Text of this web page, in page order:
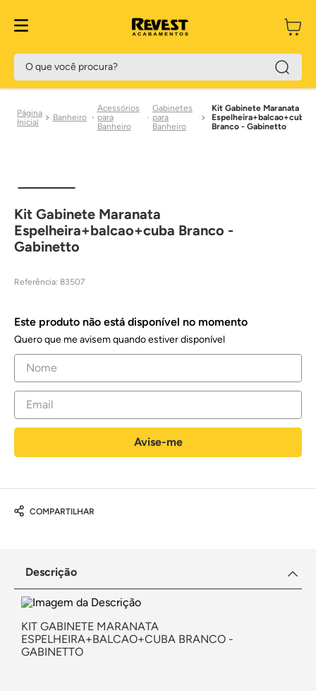
O que você procura?
Banheiro
Acessórios
para
Banheiro
Gabinetes
para
Banheiro
Kit Gabinete Maranata
Espelheira+balcao+cuba
Branco - Gabinetto
Kit Gabinete Maranata
Espelheira+balcao+cuba Branco -
Gabinetto
Referência: 83507
Este produto não está disponível no momento
Quero que me avisem quando estiver disponível
COMPARTILHAR
Descrição
KIT GABINETE MARANATA
ESPELHEIRA+BALCAO+CUBA BRANCO -
GABINETTO